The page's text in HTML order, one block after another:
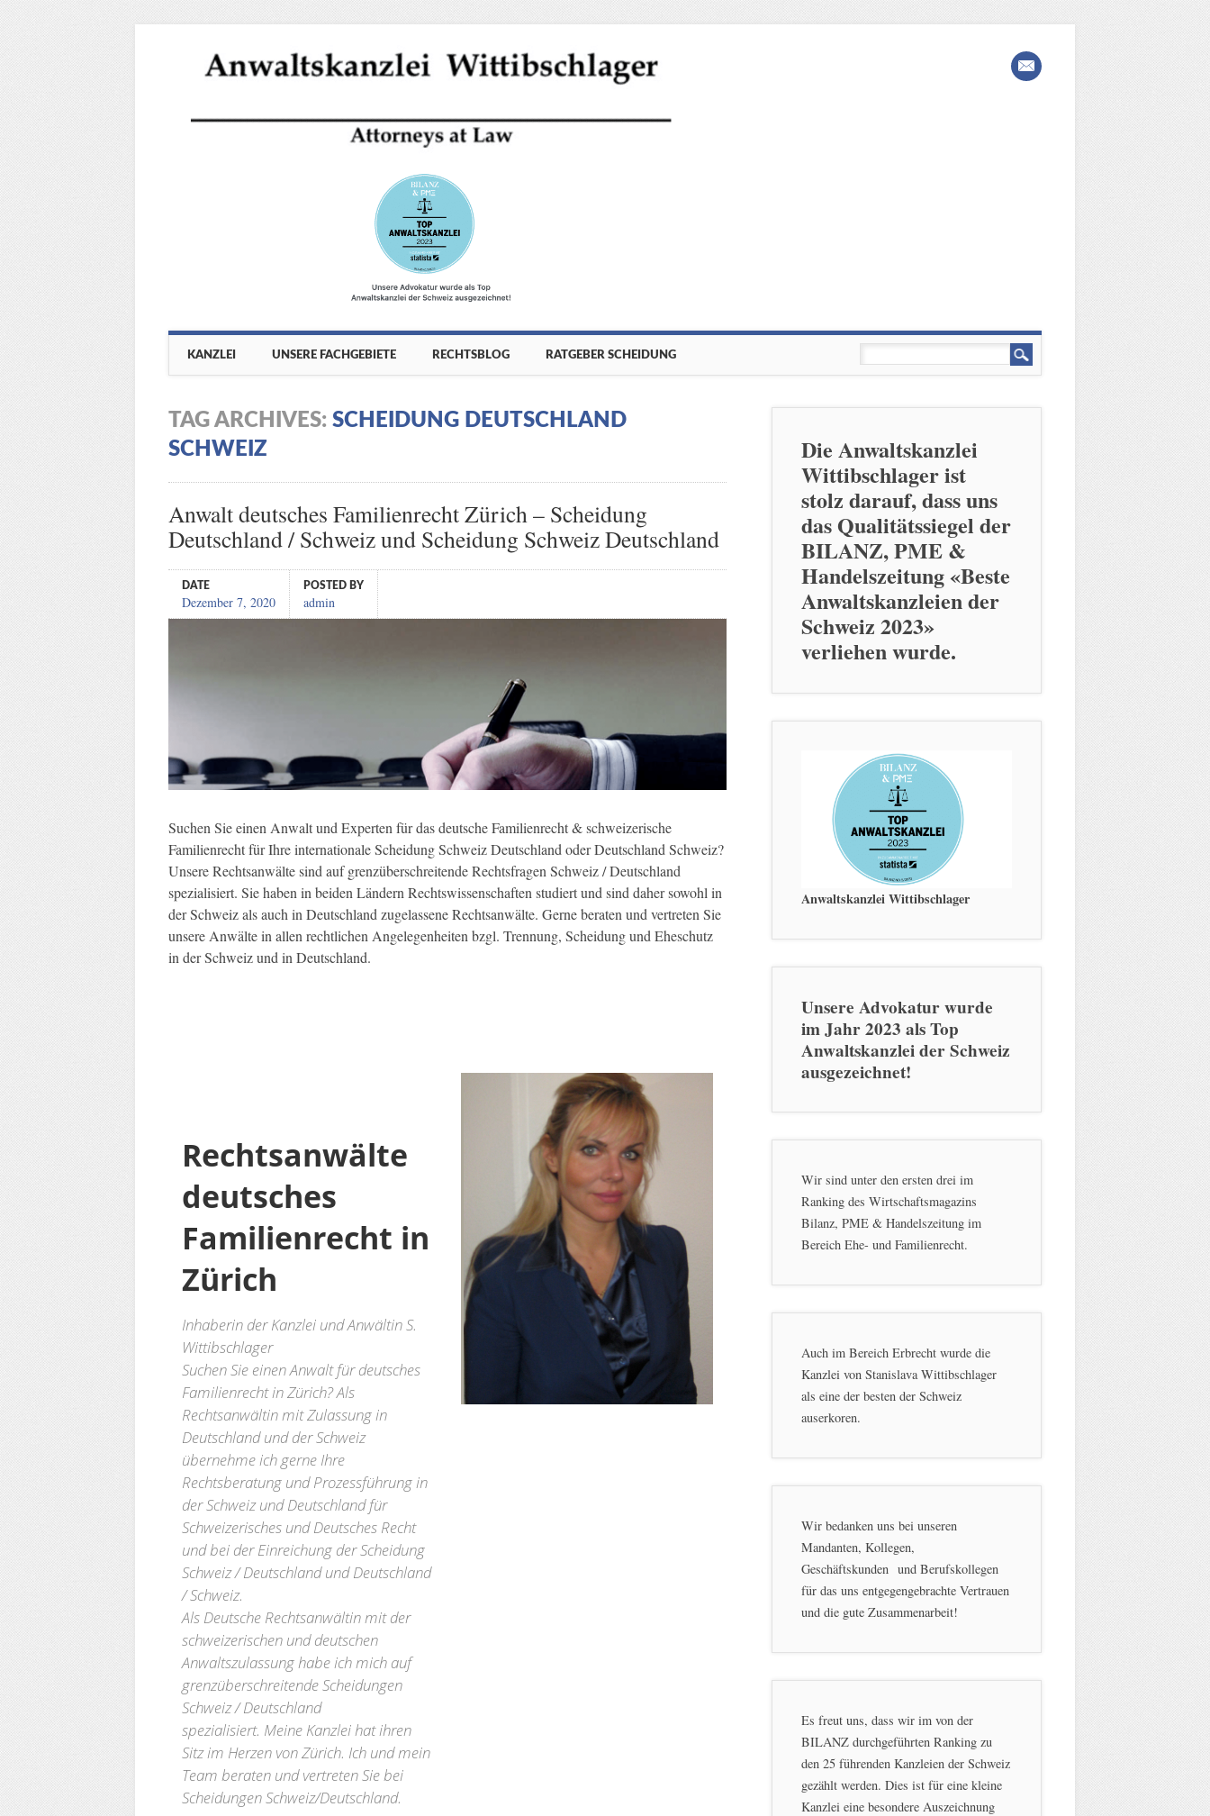
Main menu
KANZLEI UNSERE FACHGEBIETE RECHTSBLOG RATGEBER SCHEIDUNG
TAG ARCHIVES: SCHEIDUNG DEUTSCHLAND
SCHWEIZ
Anwalt deutsches Familienrecht Zürich – Scheidung
Deutschland / Schweiz und Scheidung Schweiz Deutschland
DATE
Dezember 7, 2020
POSTED BY
admin
Suchen Sie einen Anwalt und Experten für das deutsche Familienrecht & schweizerische
Familienrecht für Ihre internationale Scheidung Schweiz Deutschland oder Deutschland Schweiz?
Unsere Rechtsanwälte sind auf grenzüberschreitende Rechtsfragen Schweiz / Deutschland
spezialisiert. Sie haben in beiden Ländern Rechtswissenschaften studiert und sind daher sowohl in
der Schweiz als auch in Deutschland zugelassene Rechtsanwälte. Gerne beraten und vertreten Sie
unsere Anwälte in allen rechtlichen Angelegenheiten bzgl. Trennung, Scheidung und Eheschutz
in der Schweiz und in Deutschland.
Rechtsanwälte
deutsches
Familienrecht in
Zürich
Inhaberin der Kanzlei und Anwältin S.
Wittibschlager
Suchen Sie einen Anwalt für deutsches
Familienrecht in Zürich? Als
Rechtsanwältin mit Zulassung in
Deutschland und der Schweiz
übernehme ich gerne Ihre
Rechtsberatung und Prozessführung in
der Schweiz und Deutschland für
Schweizerisches und Deutsches Recht
und bei der Einreichung der Scheidung
Schweiz / Deutschland und Deutschland
/ Schweiz.
Als Deutsche Rechtsanwältin mit der
schweizerischen und deutschen
Anwaltszulassung habe ich mich auf
grenzüberschreitende Scheidungen
Schweiz / Deutschland
spezialisiert. Meine Kanzlei hat ihren
Sitz im Herzen von Zürich. Ich und mein
Team beraten und vertreten Sie bei
Scheidungen Schweiz/Deutschland.
Die Anwaltskanzlei
Wittibschlager ist
stolz darauf, dass uns
das Qualitätssiegel der
BILANZ, PME &
Handelszeitung «Beste
Anwaltskanzleien der
Schweiz 2023»
verliehen wurde.
Anwaltskanzlei Wittibschlager
Unsere Advokatur wurde
im Jahr 2023 als Top
Anwaltskanzlei der Schweiz
ausgezeichnet!
Wir sind unter den ersten drei im
Ranking des Wirtschaftsmagazins
Bilanz, PME & Handelszeitung im
Bereich Ehe- und Familienrecht.
Auch im Bereich Erbrecht wurde die
Kanzlei von Stanislava Wittibschlager
als eine der besten der Schweiz
auserkoren.
Wir bedanken uns bei unseren
Mandanten, Kollegen,
Geschäftskunden und Berufskollegen
für das uns entgegengebrachte Vertrauen
und die gute Zusammenarbeit!
Es freut uns, dass wir im von der
BILANZ durchgeführten Ranking zu
den 25 führenden Kanzleien der Schweiz
gezählt werden. Dies ist für eine kleine
Kanzlei eine besondere Auszeichnung